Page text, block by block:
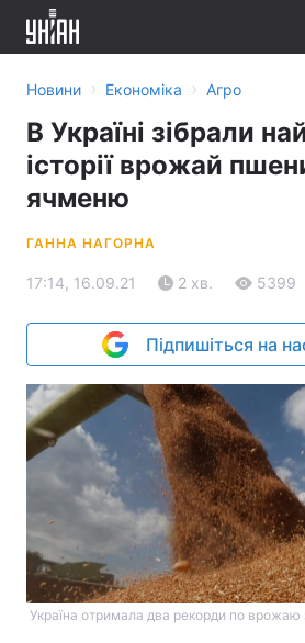
Новини › Економіка › Агро
В Україні зібрали
історії врожай
ячменю
ГАННА НАГОРНА
17:14, 16.09.21 2 хв. 5399
Підпишіться на
Україна отримала два рекорди по врожаю